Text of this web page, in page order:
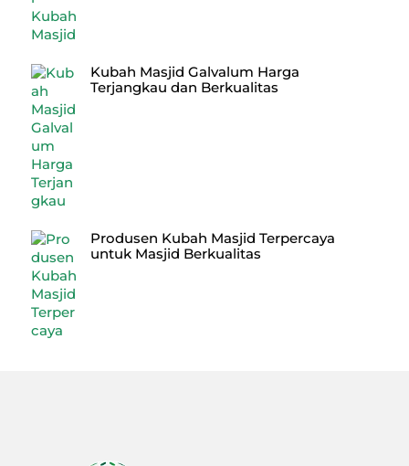
Kubah Masjid Galvalum Harga
Terjangkau dan Berkualitas
Produsen Kubah Masjid Terpercaya
untuk Masjid Berkualitas